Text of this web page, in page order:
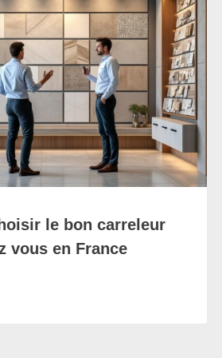
le bon carreleur
vous en France